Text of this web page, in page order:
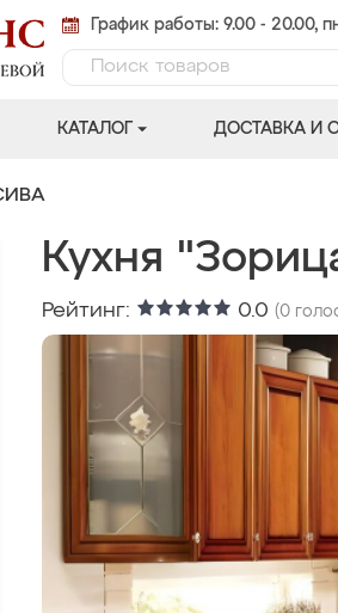
График работы: 9.00 - 20.00,
КАТАЛОГ ДОСТАВКА И
Кухня
Рейтинг: 0.0 (0